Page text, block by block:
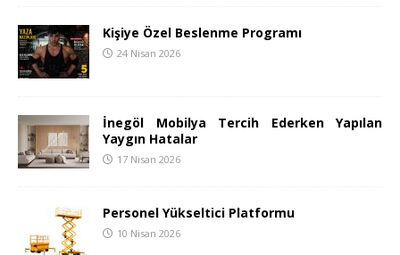
Kişiye Özel Beslenme Programı
24 Nisan 2026
İnegöl Mobilya Tercih Ederken Yapılan
Yaygın Hatalar
17 Nisan 2026
Personel Yükseltici Platformu
10 Nisan 2026